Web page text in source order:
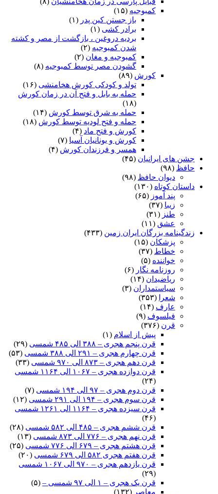
کمبوجیه (۱۵)
باز جستن کین پدر (۱)
برادر کشی (۱)
بردیه دروغین ، بازگشت از مصر و کشته
شدن کمبوجیه (۲)
کمبوجیه و مغان (۲)
گشودن مصر توسط کمبوجیه (۸)
کورش (۸۹)
تولد و کودکی کورش هخامنشی (۱۶)
حمله به بابل و فتح آن در زمان کورش
(۱۸)
حمله به شرق توسط کورش (۱۴)
حمله و فتح لودیه توسط کورش (۱۸)
کورش و فتح ماد (۴)
کورش و یونانیان آسیا (۷)
همسر و فرزندان کورش (۴)
جشن های ایرانیان (۴۵)
حافظ (۹۸)
دیوان حافظ (۹۸)
داستان کوتاه (۱۳۰)
پند آموز (۶۵)
زیبا (۳۷)
طنز (۳۱)
عشق (۱۱)
زندگینامه بزرگان ایران زمین (۴۳۳)
پزشکان (۱۵)
خطاط (۳۷)
خواننده (۵)
روزنامه نگار (۶)
ریاضیدان (۱۴)
سیاستمداران (۳)
شعرا
(۳۵۳)
عارف (۱۴)
فیلسوف (۹)
قرن (۳۷۶)
پیش از اسلام (۱)
قرن پنجم هجری – ۳۸۸ الی ۴۸۵ شمسی
(۲۹)
قرن چهارم هجری – ۲۹۱ الی ۳۸۸ شمسی
(۵۳)
قرن دهم هجری – ۸۷۳ الی ۹۷۰ شمسی
(۳۳)
قرن دوازده هجری – ۱۰۶۷ الی ۱۱۶۴ شمسی
(۲۴)
قرن دوم هجری – ۹۷ الی ۱۹۴ شمسی
(۷)
قرن سوم هجری – ۱۹۴ الی ۲۹۱ شمسی
(۱۲)
قرن سیزده هجری – ۱۱۶۴ الی ۱۲۶۱ شمسی
(۴۶)
قرن ششم هجری – ۴۸۵ الی ۵۸۲ شمسی
(۲۸)
قرن نهم هجری – ۷۷۶ الی ۸۷۳ شمسی
(۱۳)
قرن هشتم هجری – ۶۷۹ الی ۷۷۶ شمسی
(۲۵)
قرن هفتم هجری ۵۸۲ الی ۶۷۹ شمسی
(۲۰)
قرن یازدهم هجری – ۹۷۰ الی ۱۰۶۷ شمسی
(۲۹)
قرن یک هجری – ۱ الی ۹۷ شمسی –
(۵)
معاصر (۱۳۲)